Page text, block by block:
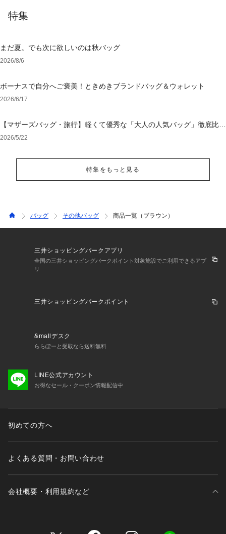
特集
まだ夏。でも次に欲しいのは秋バッグ
2026/8/6
ボーナスで自分へご褒美！ときめきブランドバッグ＆ウォレット
2026/6/17
【マザーズバッグ・旅行】軽くて優秀な「大人の人気バッグ」徹底比
較！後悔しない選び方
2026/5/22
特集をもっと見る
バッグ その他バッグ 商品一覧（ブラウン）
三井ショッピングパークアプリ
全国の三井ショッピングパークポイント対象施設でご利用できるアプ
リ
三井ショッピングパークポイント
&mallデスク
ららぽーと受取なら送料無料
LINE公式アカウント
お得なセール・クーポン情報配信中
初めての方へ
よくある質問・お問い合わせ
会社概要・利用規約など